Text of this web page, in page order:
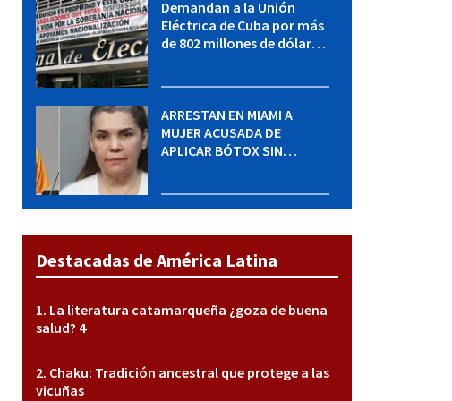
Demandan a la Unión
Eléctrica de Cuba por más
de 802 millones de dólares
ARRESTAN EN MIAMI A
MUJER ACUSADA DE
APLICAR BÓTOX SIN
caso
Destacadas de América Latina
La literatura catamarqueña ¿goza de buena
salud? 4
Chaku: Tradición ancestral que protege a las
vicuñas